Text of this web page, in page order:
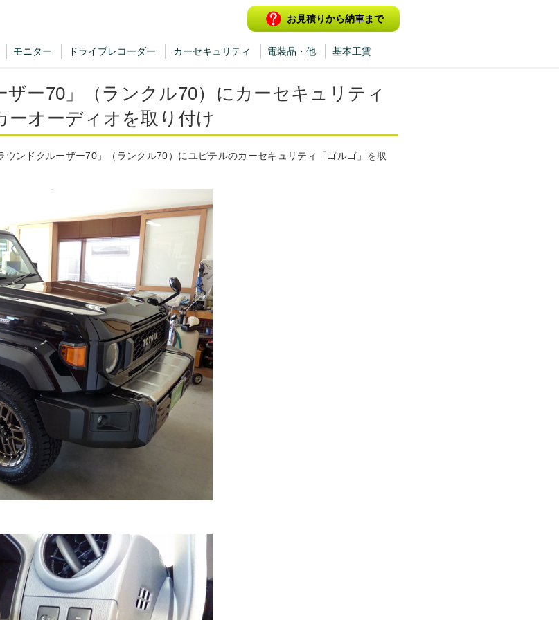
お見積りから納車まで
モニター ドライブレコーダー カーセキュリティ 電装品・他 基本工賃
ザー70」（ランクル70）にカーセキュリティ
ーオーディオを取り付け
ンドクルーザー70」（ランクル70）にユピテルのカーセキュリティ「ゴルゴ」を取